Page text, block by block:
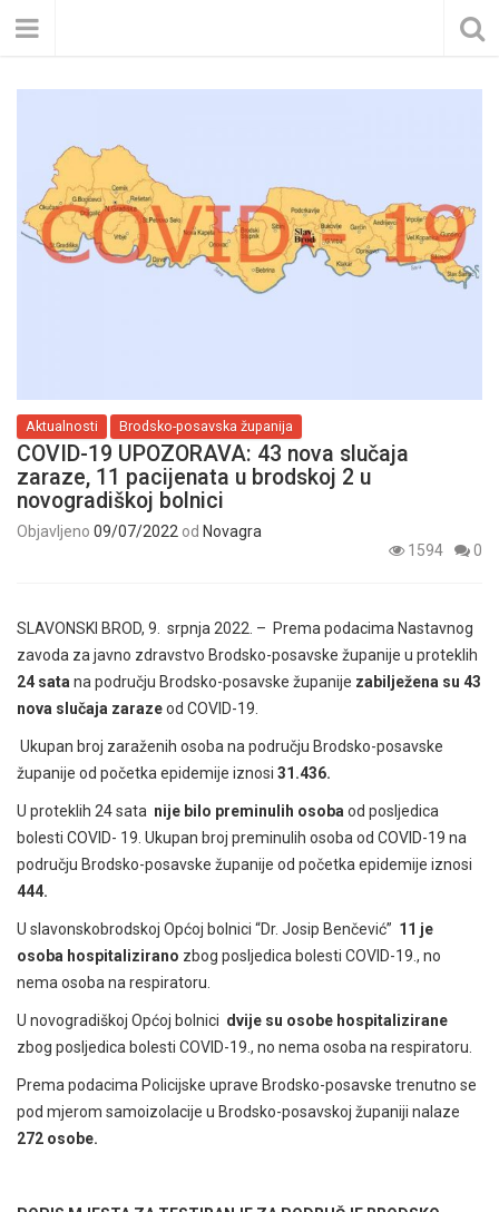
Aktualnosti Brodsko-posavska županija
COVID-19 UPOZORAVA: 43 nova slučaja
zaraze, 11 pacijenata u brodskoj 2 u
novogradiškoj bolnici
Objavljeno 09/07/2022 od Novagra
1594
0
SLAVONSKI BROD, 9. srpnja 2022. – Prema podacima Nastavnog
zavoda za javno zdravstvo Brodsko-posavske županije u proteklih
24 sata na području Brodsko-posavske županije zabilježena su 43
nova slučaja zarazeod COVID-19.
Ukupan broj zaraženih osoba na području Brodsko-posavske
županije od početka epidemije iznosi 31.436.
U proteklih 24 sata nije bilo preminulih osoba od posljedica
bolesti COVID- 19. Ukupan broj preminulih osoba od COVID-19 na
području Brodsko-posavske županije od početka epidemije iznosi
444.
U slavonskobrodskoj Općoj bolnici “Dr. Josip Benčević” 11 je
osoba hospitalizirano zbog posljedica bolesti COVID-19., no
nema osoba na respiratoru.
U novogradiškoj Općoj bolnici dvije su osobe hospitalizirane
zbog posljedica bolesti COVID-19., no nema osoba na respiratoru.
Prema podacima Policijske uprave Brodsko-posavske trenutno se
pod mjerom samoizolacije u Brodsko-posavskoj županiji nalaze
272 osobe.